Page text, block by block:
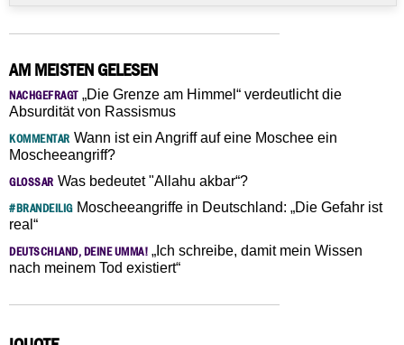
AM MEISTEN GELESEN
NACHGEFRAGT„Die Grenze am Himmel“ verdeutlicht die
Absurdität von Rassismus
KOMMENTAR Wann ist ein Angriff auf eine Moschee ein
Moscheeangriff?
GLOSSAR Was bedeutet "Allahu akbar“?
#BRANDEILIGMoscheeangriffe in Deutschland: „Die Gefahr ist
real“
DEUTSCHLAND, DEINE UMMA! „Ich schreibe, damit mein Wissen
nach meinem Tod existiert“